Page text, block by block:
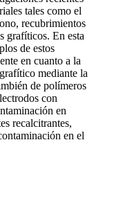
tales como el
recubrimientos
grafíticos. En esta
de estos
en cuanto a la
mediante la
de polímeros
con
en
recalcitrantes,
en el